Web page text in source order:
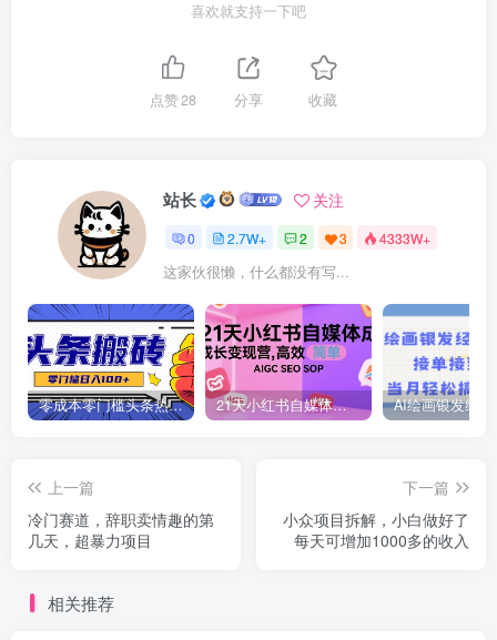
喜欢就支持一下吧
点赞28 分享 收藏
站长 关注
0 2.7W+ 2 3 4333W+
这家伙很懒，什么都没有写...
零成本零门槛头条热点搬运术，零门槛日入100+，工具+教程全部附上 21天小红书自媒体成长变现营，高效 简单 AIGC SEO SOP
上一篇
冷门赛道，辞职卖情趣的第
几天，超暴力项目
下一篇
小众项目拆解，小白做好了
每天可增加1000多的收入
相关推荐